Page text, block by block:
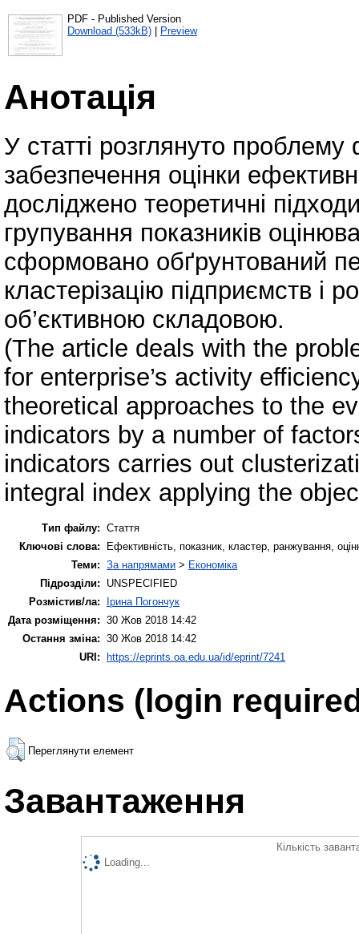
PDF - Published Version
Download (533kB) | Preview
Анотація
У статті розглянуто
забезпечення оцінки
досліджено теоретичні
групування показників
сформовано обґрунтований
кластерізацію підприємств і
об’єктивною складовою.
(The article deals with the
for enterprise’s activity
theoretical approaches to the
indicators by a number of
indicators carries out
integral index applying the
Тип файлу: Стаття
Ключові слова:
Ефективність, показник, кластер, ранжування,
Теми: За напрямами > Економіка
Підрозділи:
UNSPECIFIED
Розмістив/ла:
Ірина Погончук
Дата розміщення: 30 Жов 2018 14:42
Остання зміна: 30 Жов 2018 14:42
URI: https://eprints.oa.edu.ua/id/eprint/7241
Actions (login
Переглянути елемент
Завантаження
Кількість
Loading...